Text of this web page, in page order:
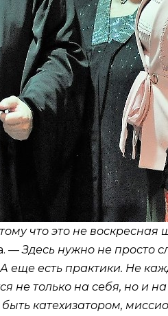
что это не
—Здесь нужно не просто
еще есть практики. Не
не только на себя, но и
катехизатором,